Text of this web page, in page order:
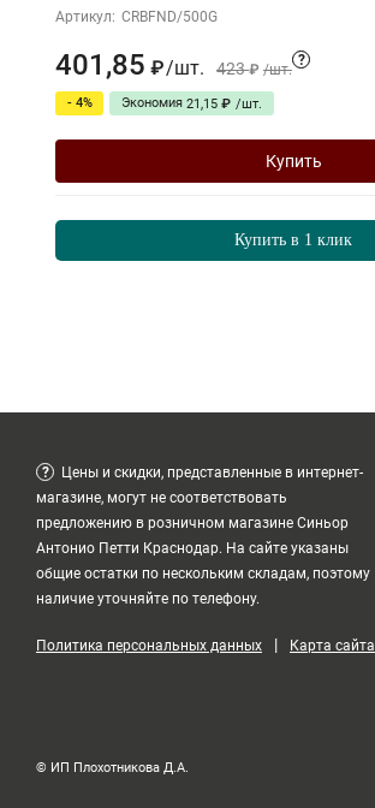
Артикул: CRBFND/500G
401,85 ₽/шт. 423 ₽ /шт.
?
- 4% Экономия 21,15 ₽ /шт.
Купить
Купить в 1 клик
?
Цены и скидки, представленные в интернет-
магазине, могут не соответствовать
предложению в розничном магазине Синьор
Антонио Петти Краснодар. На сайте указаны
общие остатки по нескольким складам, поэтому
наличие уточняйте по телефону.
Политика персональных данных | Карта сайта
© ИП Плохотникова Д.А.